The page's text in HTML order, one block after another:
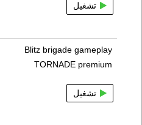
تشغيل
Blitz brigade gameplay
TORNADE premium
تشغيل